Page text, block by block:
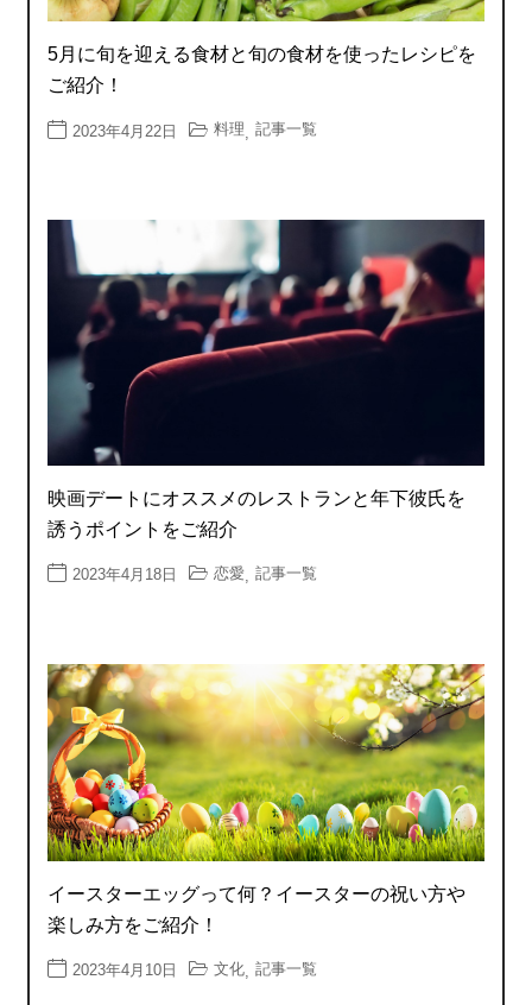
5月に旬を迎える食材と旬の食材を使ったレシピを
ご紹介！
2023年4月22日 料理 記事一覧
映画デートにオススメのレストランと年下彼氏を
誘うポイントをご紹介
2023年4月18日 恋愛, 記事一覧
イースターエッグって何？イースターの祝い方や
楽しみ方をご紹介！
2023年4月10日 文化, 記事一覧